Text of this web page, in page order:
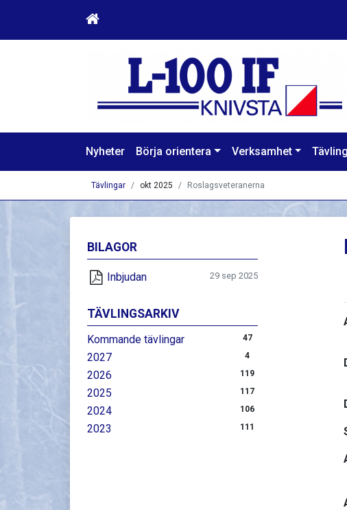
Nyheter Börja orientera Verksamhet Tävling
Tävlingar okt 2025 Roslagsveteranerna
BILAGOR
Inbjudan 29 sep 2025
TÄVLINGSARKIV
Kommande tävlingar 47
2027 4
2026 119
2025 117
2024 106
2023 111